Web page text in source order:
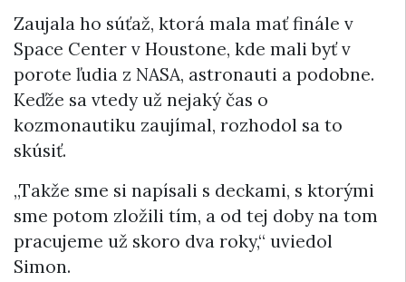
Zaujala ho súťaž, ktorá mala mať finále v
Space Center v Houstone, kde mali byť v
porote ľudia z NASA, astronauti a podobne.
Keďže sa vtedy už nejaký čas o
kozmonautiku zaujímal, rozhodol sa to
skúsiť.
„Takže sme si napísali s deckami, s ktorými
sme potom zložili tím, a od tej doby na tom
pracujeme už skoro dva roky,“ uviedol
Simon.